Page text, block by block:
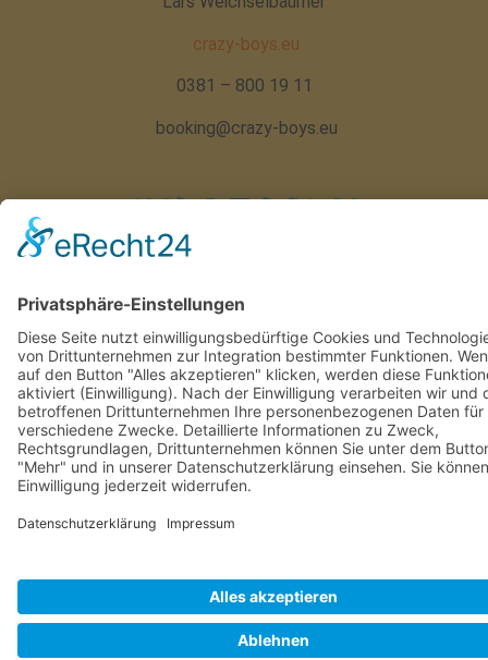
crazy-boys.eu
0381 – 800 19 11
booking@crazy-boys.eu
Impressum
Datenschutz
Cookie-
Einstellungen
MADE WITH BYSIMUTRON IT-SERVICE